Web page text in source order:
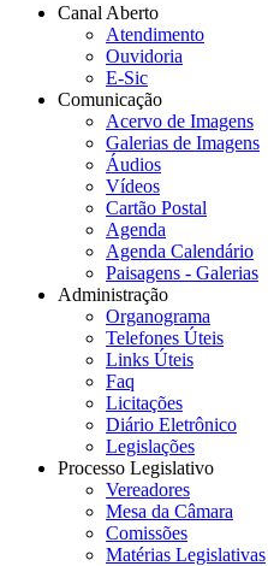
Canal Aberto
Atendimento
Ouvidoria
E-Sic
Comunicação
Acervo de Imagens
Galerias de Imagens
Áudios
Vídeos
Cartão Postal
Agenda
Agenda Calendário
Paisagens - Galerias
Administração
Organograma
Telefones Úteis
Links Úteis
Faq
Licitações
Diário Eletrônico
Legislações
Processo Legislativo
Vereadores
Mesa da Câmara
Comissões
Matérias Legislativas